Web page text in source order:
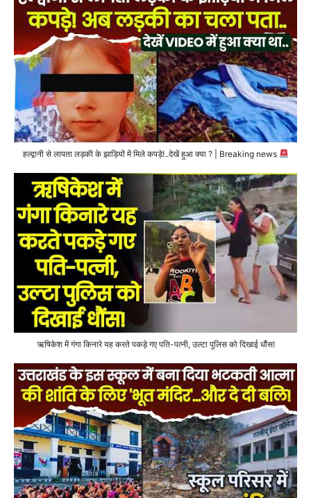
हल्द्वानी से लापता लड़की के झाड़ियों में मिले कपड़े!..देखें हुआ क्या ? | Breaking news
ऋषिकेश में गंगा किनारे यह करते पकड़े गए पति-पत्नी, उल्टा पुलिस को दिखाई धौंस!